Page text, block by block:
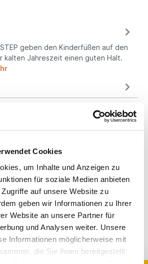
Cookies
um Inhalte und Anzeigen zu
für soziale Medien anbieten
auf unsere Website zu
geben wir Informationen zu Ihrer
Website an unsere Partner für
und Analysen weiter. Unsere
Informationen möglicherweise mit
die Sie ihnen bereitgestellt
geben den Kinderfüßen auf den
kalten Jahreszeit einen guten Halt.
sind
Halt,